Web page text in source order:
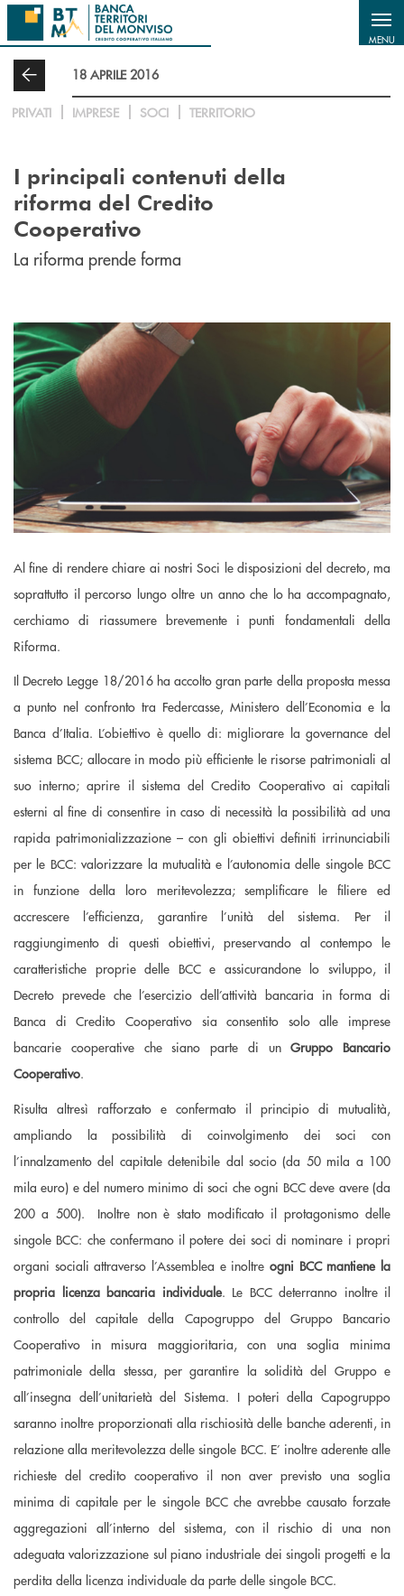
Salta al contenuto principale
MENU
18 APRILE 2016
PRIVATI IMPRESE SOCI TERRITORIO
I principali contenuti della
riforma del Credito
Cooperativo
La riforma prende forma
Al fine di rendere chiare ai nostri Soci le disposizioni del decreto, ma
soprattutto il percorso lungo oltre un anno che lo ha accompagnato,
cerchiamo di riassumere brevemente i punti fondamentali della
Riforma.
Il Decreto Legge 18/2016 ha accolto gran parte della proposta messa
a punto nel confronto tra Federcasse, Ministero dell’Economia e la
Banca d’Italia. L’obiettivo è quello di: migliorare la governance del
sistema BCC; allocare in modo più efficiente le risorse patrimoniali al
suo interno; aprire il sistema del Credito Cooperativo ai capitali
esterni al fine di consentire in caso di necessità la possibilità ad una
rapida patrimonializzazione – con gli obiettivi definiti irrinunciabili
per le BCC: valorizzare la mutualità e l’autonomia delle singole BCC
in funzione della loro meritevolezza; semplificare le filiere ed
accrescere l’efficienza, garantire l’unità del sistema. Per il
raggiungimento di questi obiettivi, preservando al contempo le
caratteristiche proprie delle BCC e assicurandone lo sviluppo, il
Decreto prevede che l’esercizio dell’attività bancaria in forma di
Banca di Credito Cooperativo sia consentito solo alle imprese
bancarie cooperative che siano parte di unGruppo Bancario
Cooperativo.
Risulta altresì rafforzato e confermato il principio di mutualità,
ampliando la possibilità di coinvolgimento dei soci con
l’innalzamento del capitale detenibile dal socio (da 50 mila a 100
mila euro) e del numero minimo di soci che ogni BCC deve avere (da
200 a 500). Inoltre non è stato modificato il protagonismo delle
singole BCC: che confermano il potere dei soci di nominare i propri
organi sociali attraverso l’Assemblea e inoltre ogni BCC mantiene la
propria licenza bancaria individuale. Le BCC deterranno inoltre il
controllo del capitale della Capogruppo del Gruppo Bancario
Cooperativo in misura maggioritaria, con una soglia minima
patrimoniale della stessa, per garantire la solidità del Gruppo e
all’insegna dell’unitarietà del Sistema. I poteri della Capogruppo
saranno inoltre proporzionati alla rischiosità delle banche aderenti, in
relazione alla meritevolezza delle singole BCC. E’ inoltre aderente alle
richieste del credito cooperativo il non aver previsto una soglia
minima di capitale per le singole BCC che avrebbe causato forzate
aggregazioni all’interno del sistema, con il rischio di una non
adeguata valorizzazione sul piano industriale dei singoli progetti e la
perdita della licenza individuale da parte delle singole BCC.